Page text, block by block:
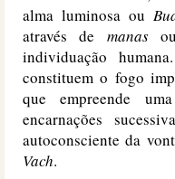
alma luminosa ou
através de manasou
individuação
constituem o fogo
que empreende
encarnações
autoconsciente da
Vach.